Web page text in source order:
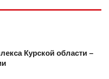
Курской области –